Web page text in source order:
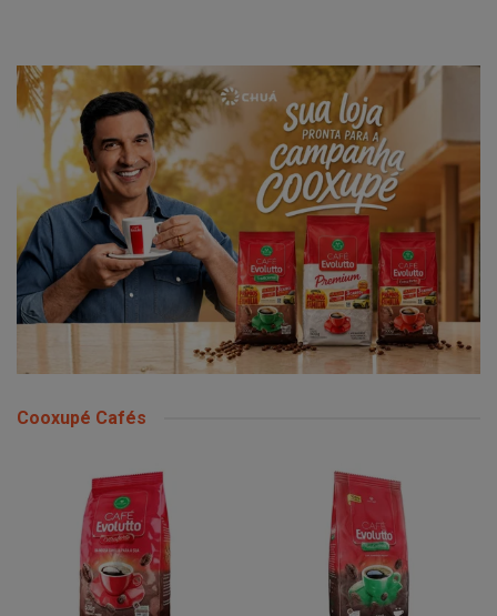
Cooxupé Cafés